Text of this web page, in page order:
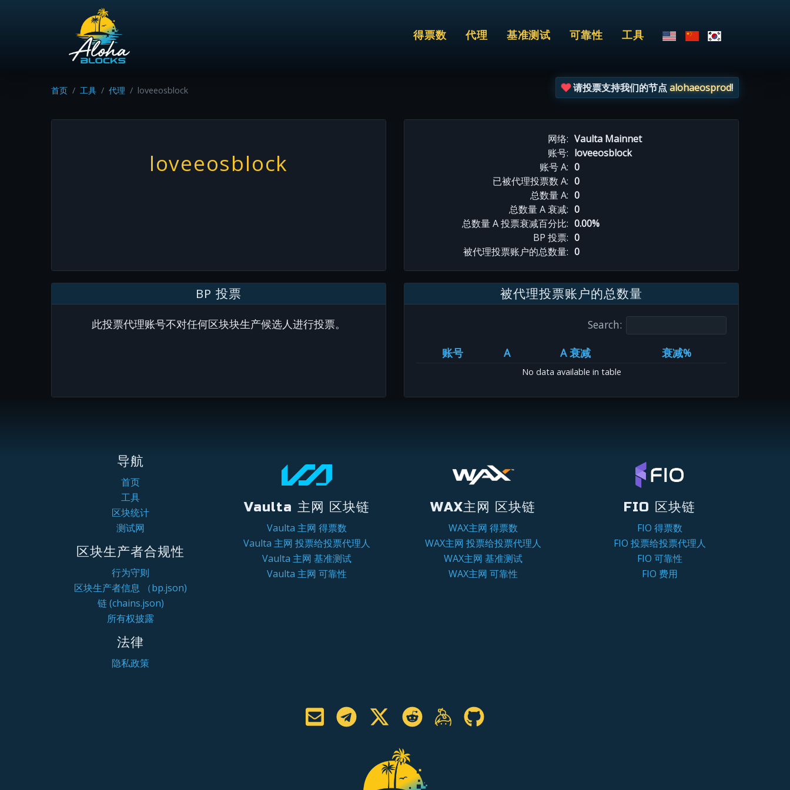
得票数 代理 基准测试 可靠性 工具
首页 工具 代理 loveeosblock 请投票支持我们的节点alohaeosprod!
loveeosblock
网络: Vaulta Mainnet
账号: loveeosblock
账号 A: 0
已被代理投票数 A: 0
总数量 A: 0
总数量 A 衰减: 0
总数量 A 投票衰减百分比: 0.00%
BP 投票: 0
被代理投票账户的总数量: 0
BP 投票
此投票代理账号不对任何区块块生产候选人进行投票。
被代理投票账户的总数量
Search:
账号
A A 衰减 衰减%
No data available in table
导航
首页
工具
区块统计
测试网
区块生产者合规性
行为守则
区块生产者信息 （bp.json)
链 (chains.json)
所有权披露
法律
隐私政策
Vaulta 主网 区块链
Vaulta 主网 得票数
Vaulta 主网 投票给投票代理人
Vaulta 主网 基准测试
Vaulta 主网 可靠性
WAX主网 区块链
WAX主网 得票数
WAX主网 投票给投票代理人
WAX主网 基准测试
WAX主网 可靠性
FIO 区块链
FIO 得票数
FIO 投票给投票代理人
FIO 可靠性
FIO 费用